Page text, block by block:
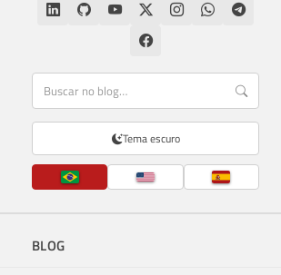
Tema escuro
BLOG